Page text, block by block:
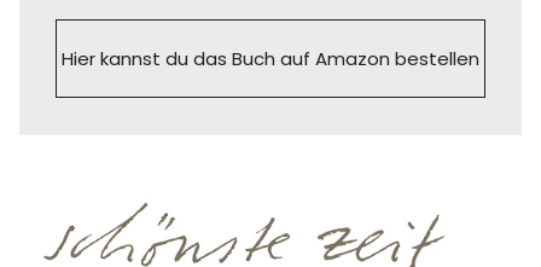
Hier kannst du das Buch auf Amazon bestellen